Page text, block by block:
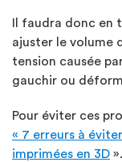
Il faudra donc
ajuster le volume
tension causée
gauchir ou
Pour éviter ces
« 7 erreurs à
imprimées en 3D ».